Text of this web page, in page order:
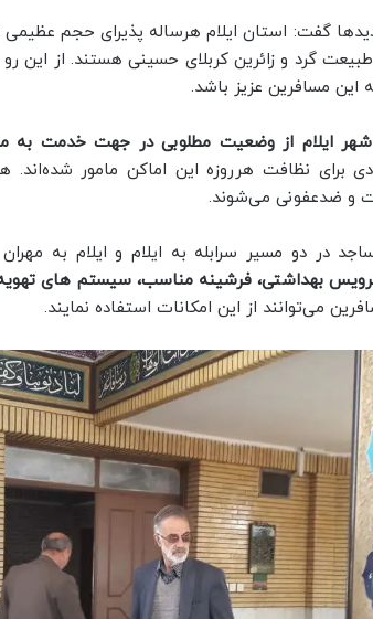
گفت: استان ایلام هرساله پذیرای حجم
گرد و زائرین کربلای حسینی هستند. از این
این مسافرین عزیز باشد.
ایلام از وضعیت مطلوبی در جهت خدمت به
برای نظافت هرروزه این اماکن مامور
و ضدعفونی می‌شوند.
در دو مسیر سرابله به ایلام و ایلام به
بهداشتی، فرشینه مناسب، سیستم های
می‌توانند از این امکانات استفاده نمایند.